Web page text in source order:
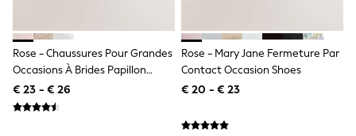
Havaianas
Pour Moi
Rayban
Skechers
GIRLS
Rose - Chaussures Pour Grandes
Occasions À Brides Papillon
Pailletées
€ 23 - € 26
Rose - Mary Jane Fermeture Par
Contact Occasion Shoes
€ 20 - € 23